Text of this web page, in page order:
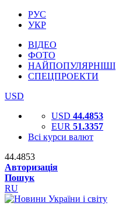
РУС
УКР
ВІДЕО
ФОТО
НАЙПОПУЛЯРНІШІ
СПЕЦПРОЕКТИ
USD
USD 44.4853
EUR 51.3357
Всі курси валют
44.4853
Авторизація
Пошук
RU